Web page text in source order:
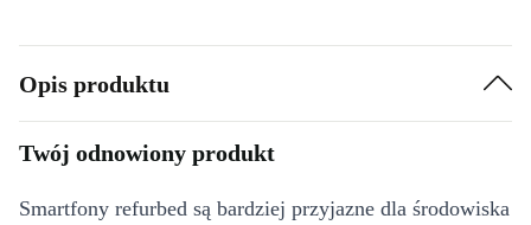
Opis produktu
Twój odnowiony produkt
Smartfony refurbed są bardziej przyjazne dla środowiska